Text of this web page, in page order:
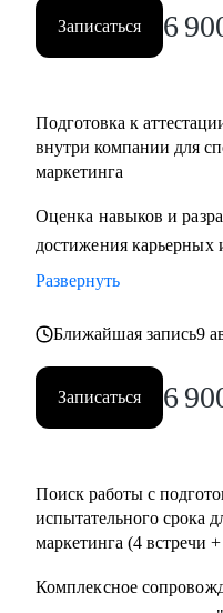
Записаться 6
Подготовка к
внутри компании для
маркетинга
Оценка навыков и
достижения карьерных
Развернуть
Ближайшая запись9
Записаться 6
Поиск работы с
испытательного срока
маркетинга (4
Комплексное